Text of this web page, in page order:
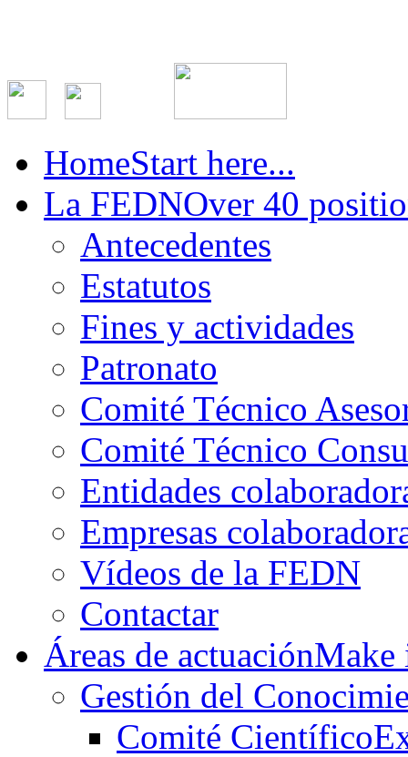
HomeStart here...
La FEDNOver 40
Antecedentes
Estatutos
Fines y actividades
Patronato
Comité Técnico
Comité Técnico
Entidades
Empresas
Vídeos de la FEDN
Contactar
Áreas de actuación
Gestión del
Comité Científico